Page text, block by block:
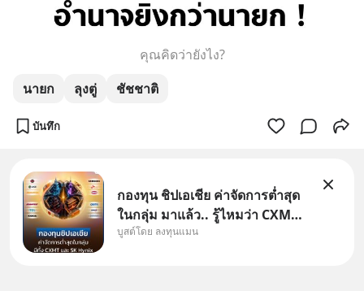
คุณคิดว่ายังไง?
นายก
ลุงตู่ ชัชชาติ
บันทึก
กองทุน ชิปเอเชีย ค่าจัดการต่ำสุด
ในกลุ่ม มาแล้ว.. รู้ไหมว่า CXMT
อยู่ดี ๆ ขึ้นมาเป็นบริษัทอันดับ 1 ใน
บูสต์โดย ลงทุนแมน